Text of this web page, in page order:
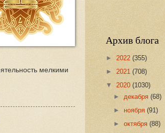
мелкими
Архив блога
► 2022 (355)
► 2021 (708)
▼ 2020 (1030)
► декабря(68)
► ноября(91)
►октября(88)